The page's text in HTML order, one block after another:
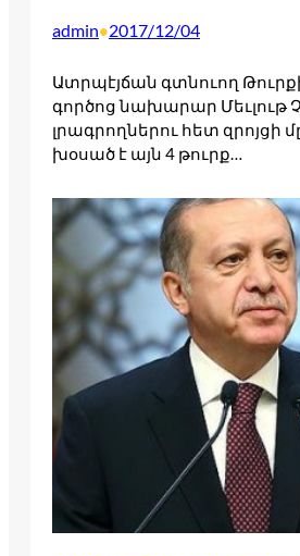
admin•2017/12/04
Ատրպէյճան գտնուող
գործոց նախարար Մեւլութ
լրագրողներու հետ զրոյցի
խօսած է այն 4 թուրք…